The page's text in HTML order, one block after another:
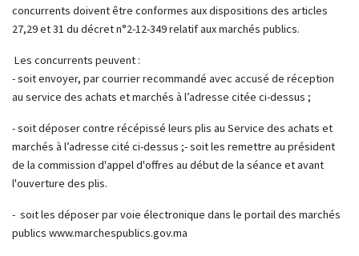
concurrents doivent être conformes aux dispositions des articles
27,29 et 31 du décret n°2-12-349 relatif aux marchés publics.
Les concurrents peuvent :
- soit envoyer, par courrier recommandé avec accusé de réception
au service des achats et marchés à l’adresse citée ci-dessus ;
- soit déposer contre récépissé leurs plis au Service des achats et
marchés à l’adresse cité ci-dessus ;- soit les remettre au président
de la commission d'appel d'offres au début de la séance et avant
l'ouverture des plis.
- soit les déposer par voie électronique dans le portail des marchés
publics www.marchespublics.gov.ma